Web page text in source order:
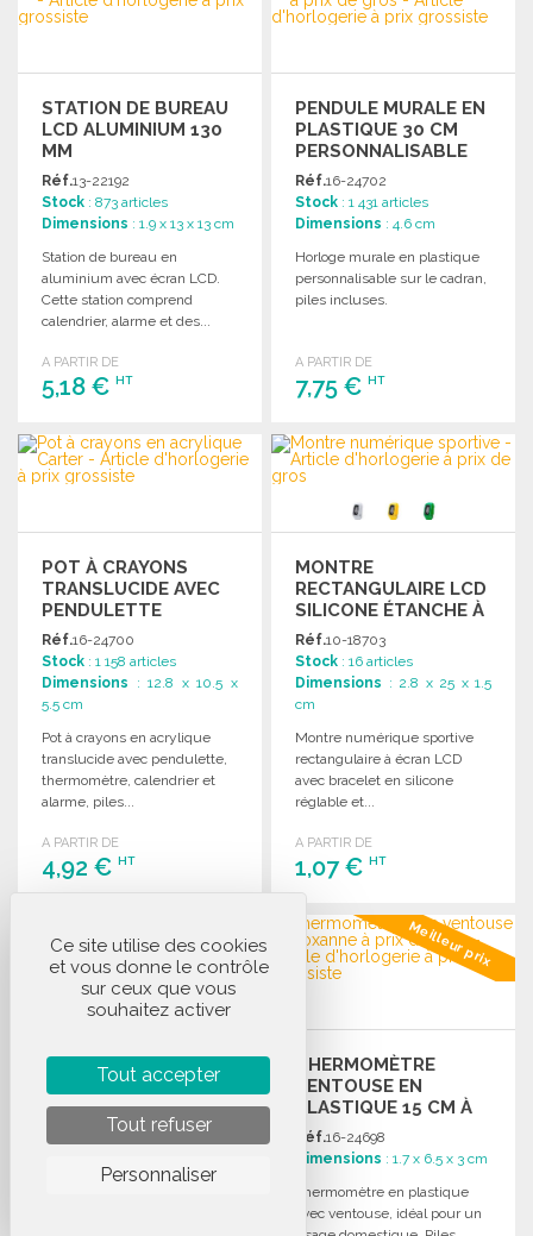
Demander un devis
STATION DE BUREAU
LCD ALUMINIUM 130
MM
Réf.13-22192
Stock : 873 articles
Dimensions : 1.9 x 13 x 13 cm
Station de bureau en
aluminium avec écran LCD.
Cette station comprend
calendrier, alarme et des...
A PARTIR DE
5,18 € HT
COMMANDER
Demander un devis
PENDULE MURALE EN
PLASTIQUE 30 CM
PERSONNALISABLE
Réf.16-24702
Stock : 1 431 articles
Dimensions : 4.6 cm
Horloge murale en plastique
personnalisable sur le cadran,
piles incluses.
A PARTIR DE
7,75 €HT
COMMANDER
Demander un devis
POT À CRAYONS
TRANSLUCIDE AVEC
PENDULETTE
Réf.16-24700
Stock : 1 158 articles
Dimensions : 12.8 x 10.5 x
5.5 cm
Pot à crayons en acrylique
translucide avec pendulette,
thermomètre, calendrier et
alarme, piles...
A PARTIR DE
4,92 € HT
Demander un devis
MONTRE
RECTANGULAIRE LCD
SILICONE ÉTANCHE À
PRIX GROSSISTE
Réf.10-18703
Stock : 16 articles
Dimensions : 2.8 x 25 x 1.5
cm
Montre numérique sportive
rectangulaire à écran LCD
avec bracelet en silicone
réglable et...
A PARTIR DE
1,07 €HT
COMMANDER
Demander un devis
CUBE LUMINEUX
MULTICOLORE
FORMAT
CALENDRIER.
16-25749
Dimensions: 7.8 x 7.8 x 7.8
Meilleur prix
THERMOMÈTRE
VENTOUSE EN
PLASTIQUE 15 CM À
PRIX DE GROS
Réf.16-24698
Dimensions : 1.7 x 6.5 x 3 cm
Thermomètre en plastique
avec ventouse, idéal pour un
Ce site utilise des cookies
et vous donne le contrôle
sur ceux que vous
souhaitez activer
Tout accepter
Tout refuser
Personnaliser